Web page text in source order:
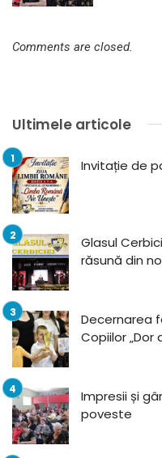
Comments are closed.
Ultimele articole
Invitație de
Glasul
răsună din
Decernarea
Copiilor „Dor
Impresii și
poveste